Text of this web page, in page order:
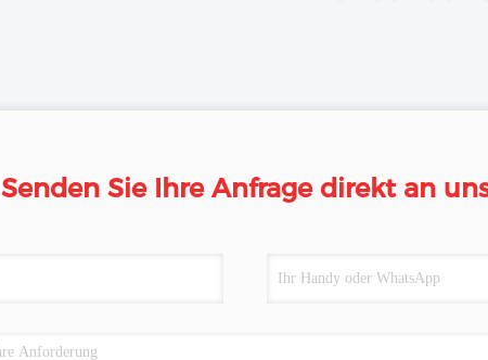
Senden Sie Ihre Anfrage direkt an